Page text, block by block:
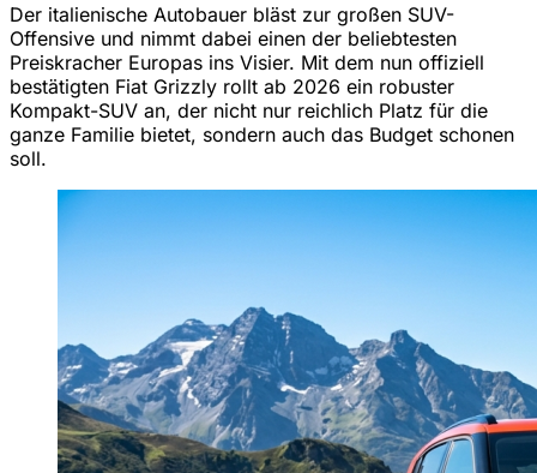
Der italienische Autobauer bläst zur großen SUV-
Offensive und nimmt dabei einen der beliebtesten
Preiskracher Europas ins Visier. Mit dem nun offiziell
bestätigten Fiat Grizzly rollt ab 2026 ein robuster
Kompakt-SUV an, der nicht nur reichlich Platz für die
ganze Familie bietet, sondern auch das Budget schonen
soll.